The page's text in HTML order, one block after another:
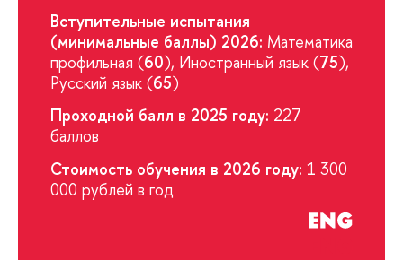
Вступительные испытания
(минимальные баллы) 2026: Математика
профильная (60), Иностранный язык (75),
Русский язык (65)
Проходной балл в 2025 году: 227
баллов
Стоимость обучения в 2026 году: 1 300
000 рублей в год